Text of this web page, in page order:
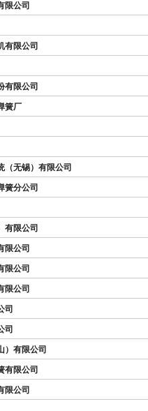
限公司
有限公司
有限公司
簧厂
（无锡）有限公司
簧分公司
有限公司
限公司
限公司
限公司
司
司
）有限公司
有限公司
限公司